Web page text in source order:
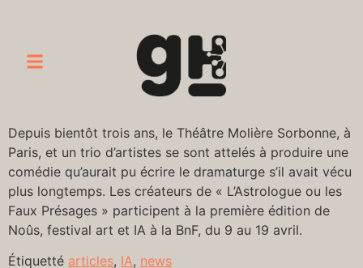
Depuis bientôt trois ans, le Théâtre Molière Sorbonne, à
Paris, et un trio d’artistes se sont attelés à produire une
comédie qu’aurait pu écrire le dramaturge s’il avait vécu
plus longtemps. Les créateurs de « L’Astrologue ou les
Faux Présages » participent à la première édition de
Noûs, festival art et IA à la BnF, du 9 au 19 avril.
Étiquetté articles, IA, news